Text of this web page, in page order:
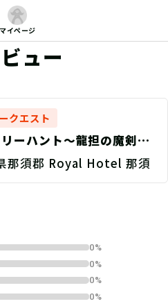
マイページ
ュー
クエスト
ーハント〜龍担の魔剣を
那須郡 Royal Hotel 那須
0%
0%
0%
0%